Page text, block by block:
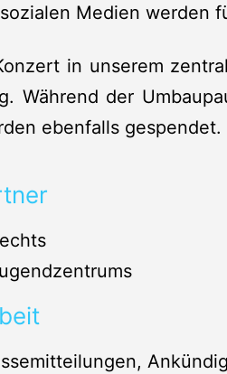
Medien werden
in unserem
Während der
ebenfalls gespendet.